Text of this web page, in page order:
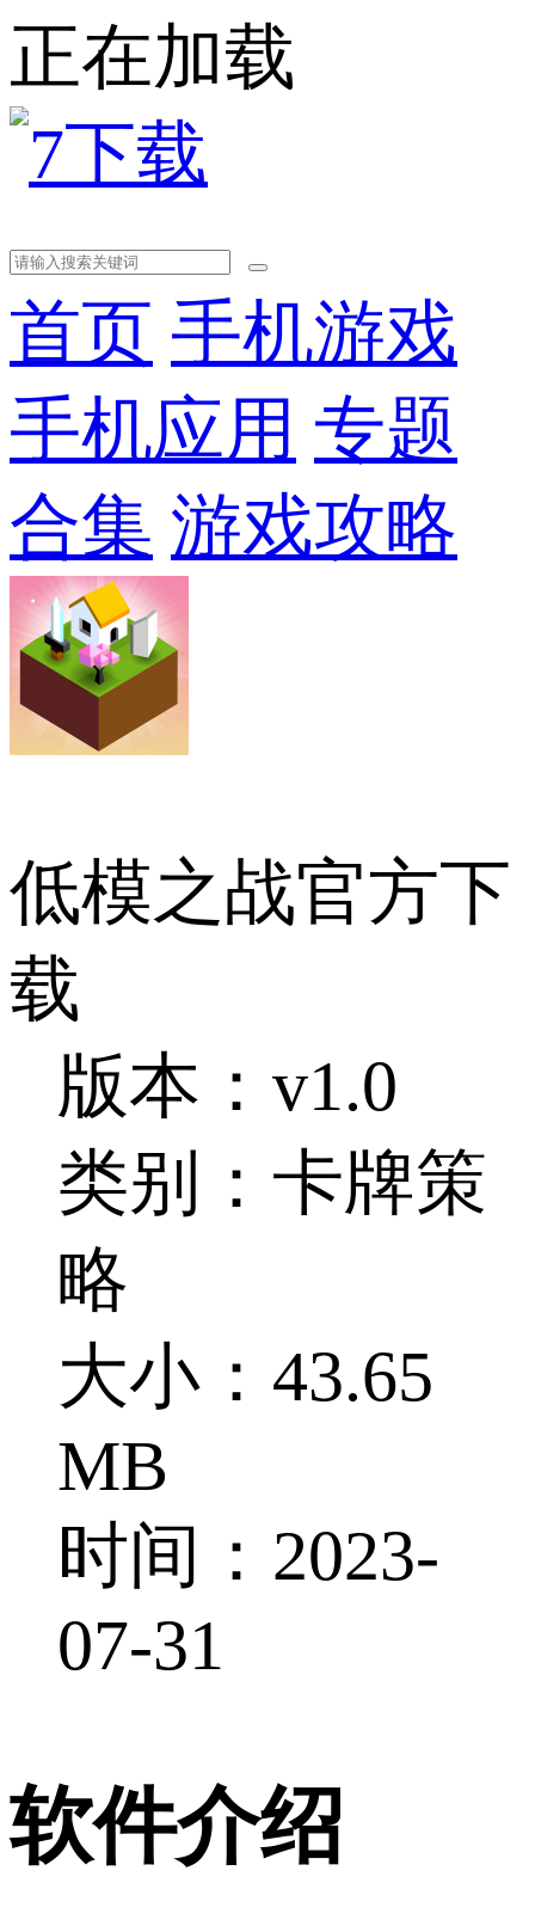
正在加载
首页 手机游戏
手机应用 专题
合集 游戏攻略
低模之战官方下
载
版本：v1.0
类别：卡牌策
略
大小：43.65
MB
时间：2023-
07-31
软件介绍